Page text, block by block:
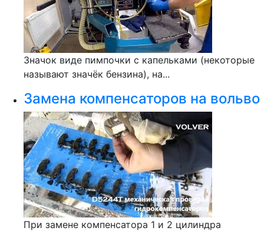
Значок виде пимпочки с капельками (некоторые
называют значёк бензина), на...
Замена компенсаторов на вольво
При замене компенсатора 1 и 2 цилиндра